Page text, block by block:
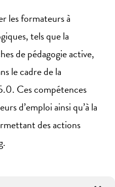
les formateurs à
tels que la
de pédagogie active,
le cadre de la
Ces compétences
d’emploi ainsi qu’à la
des actions